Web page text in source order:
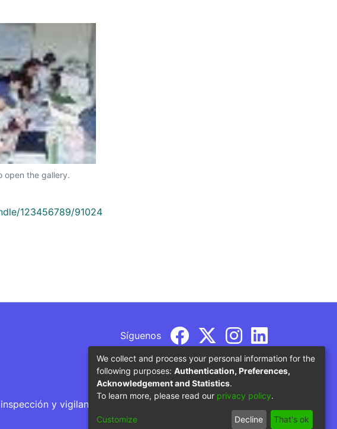
open the gallery.
123456789/91024
Síguenos
y vigilancia por parte del Ministerio de Educación
We collect and process your personal information for the
following purposes: Authentication, Preferences,
Acknowledgement and Statistics.
To learn more, please read our privacy policy.
Customize Decline That's ok